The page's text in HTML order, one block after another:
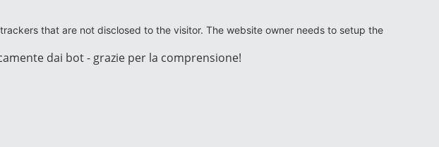
that are not disclosed to the visitor. The website owner needs to setup the
dai bot - grazie per la comprensione!